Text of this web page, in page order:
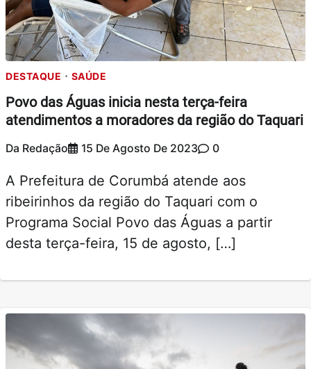
DESTAQUE SAÚDE
Povo das Águas inicia nesta terça-feira
atendimentos a moradores da região do Taquari
Da Redação 15 De Agosto De 2023 0
A Prefeitura de Corumbá atende aos
ribeirinhos da região do Taquari com o
Programa Social Povo das Águas a partir
desta terça-feira, 15 de agosto, […]